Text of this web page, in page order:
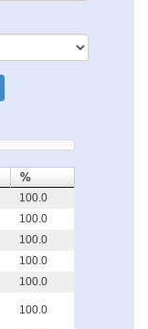
%
100.0
100.0
100.0
100.0
100.0
100.0